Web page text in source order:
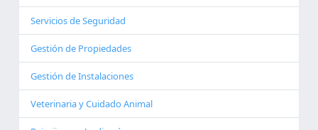
Servicios de Seguridad
Gestión de Propiedades
Gestión de Instalaciones
Veterinaria y Cuidado Animal